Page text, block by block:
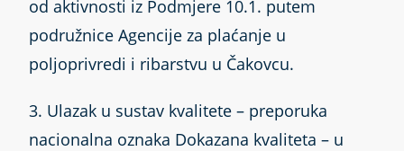
od aktivnosti iz Podmjere 10.1. putem
podružnice Agencije za plaćanje u
poljoprivredi i ribarstvu u Čakovcu.
3. Ulazak u sustav kvalitete – preporuka
nacionalna oznaka Dokazana kvaliteta – u